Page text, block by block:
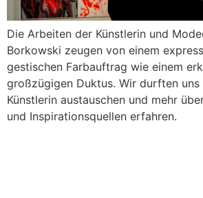
Die Arbeiten der Künstlerin und
Borkowski zeugen von einem
gestischen Farbauftrag wie einem
großzügigen Duktus. Wir durften
Künstlerin austauschen und mehr
und Inspirationsquellen erfahren.